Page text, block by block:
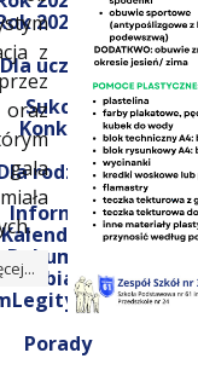
2025/2026
Dla uczniów
Sukcesy
Konkursy
rodziców
Informacje
Kalendarium
Dokumenty
Obiady
Porady
z
gala